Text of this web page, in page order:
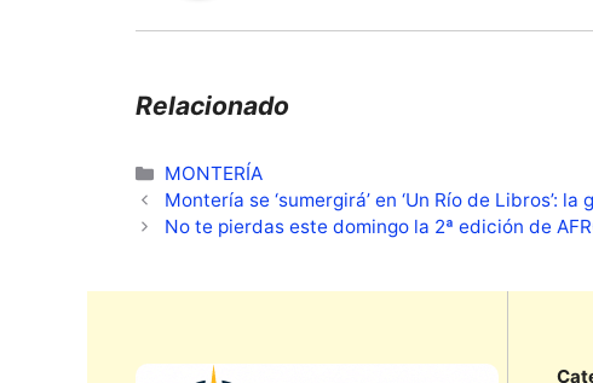
Relacionado
Categorías
MONTERÍA
Montería se ‘sumergirá’ en ‘Un Río de Libros’:
No te pierdas este domingo la 2ª edición de